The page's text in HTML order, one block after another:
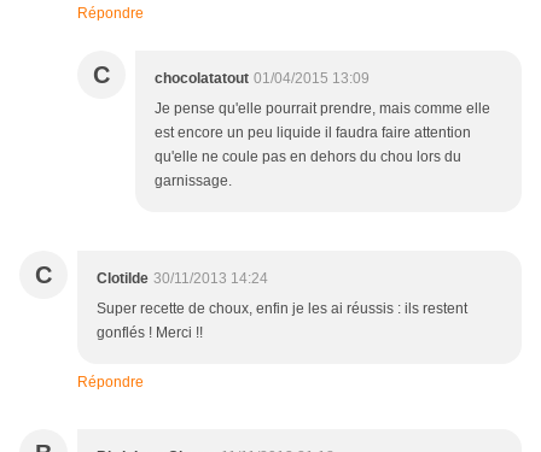
Répondre
C chocolatatout 01/04/2015 13:09
Je pense qu'elle pourrait prendre, mais comme elle
est encore un peu liquide il faudra faire attention
qu'elle ne coule pas en dehors du chou lors du
garnissage.
C Clotilde 30/11/2013 14:24
Super recette de choux, enfin je les ai réussis : ils restent
gonflés ! Merci !!
Répondre